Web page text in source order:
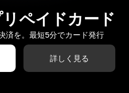
ペイドカード
済を。最短5分でカード発行
詳しく見る